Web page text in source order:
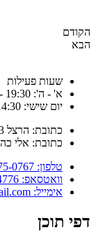
שעות פעילות
א' - ה': 19:30 - 08:30
יום שישי: 14:30 - 08:30
כתובת: הרצל 43, אשקלון
כתובת: אלי כהן 42, אשקלון
טלפון: 08-675-0767
וואטסאפ: 055-980-4776
אימייל: dubitoys.conect@gmail.com
תוכן